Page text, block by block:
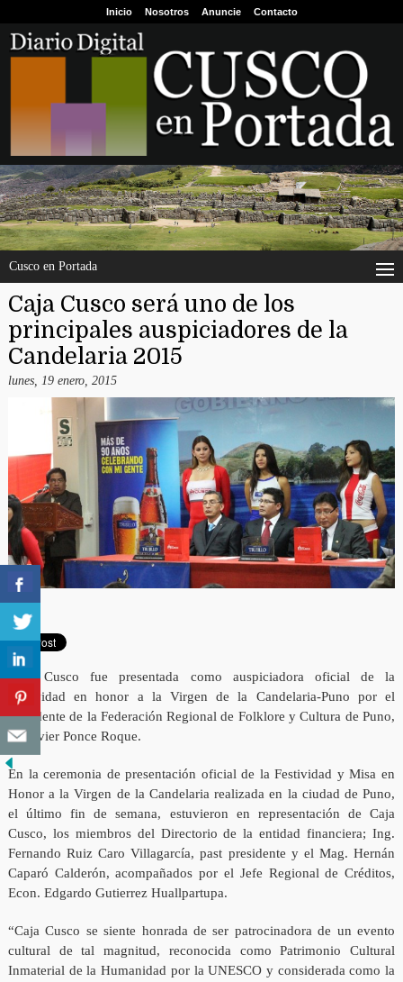
Inicio Nosotros Anuncie Contacto
Cusco en Portada
Caja Cusco será uno de los
principales auspiciadores de la
Candelaria 2015
lunes, 19 enero, 2015
Caja Cusco fue presentada como auspiciadora oficial de la
Festividad en honor a la Virgen de la Candelaria-Puno por el
Presidente de la Federación Regional de Folklore y Cultura de Puno,
Sr. Javier Ponce Roque.
En la ceremonia de presentación oficial de la Festividad y Misa en
Honor a la Virgen de la Candelaria realizada en la ciudad de Puno,
el último fin de semana, estuvieron en representación de Caja
Cusco, los miembros del Directorio de la entidad financiera; Ing.
Fernando Ruiz Caro Villagarcía, past presidente y el Mag. Hernán
Caparó Calderón, acompañados por el Jefe Regional de Créditos,
Econ. Edgardo Gutierrez Huallpartupa.
“Caja Cusco se siente honrada de ser patrocinadora de un evento
cultural de tal magnitud, reconocida como Patrimonio Cultural
Inmaterial de la Humanidad por la UNESCO y considerada como la